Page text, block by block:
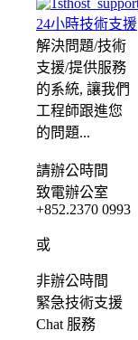
24小時技術支援
解決問題/技術
支援/提供服務
的系統, 讓我們
工程師跟進您
的問題...
請辦公時間
致電辦公室
+852.2370 0993
或
非辦公時間
緊急技術支援
Chat 服務